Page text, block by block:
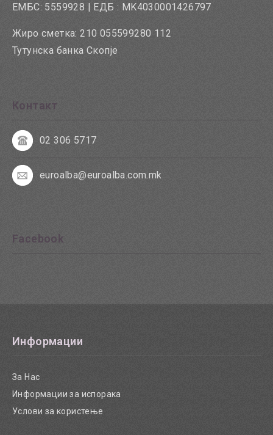
ЕМБС: 5559928 | ЕДБ : MK4030001426797
Жиро сметка: 210 055599280 112
Тутунска банка Скопје
Контакт
02 306 5717
euroalba@euroalba.com.mk
Facebook
Информации
За Нас
Информации за испорака
Услови за користење